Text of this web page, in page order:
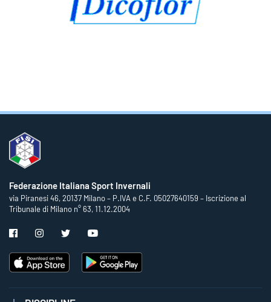
Federazione Italiana Sport Invernali
via Piranesi 46, 20137 Milano – P.IVA e C.F. 05027640159 – Iscrizione al
Tribunale di Milano n° 63, 11.12.2004